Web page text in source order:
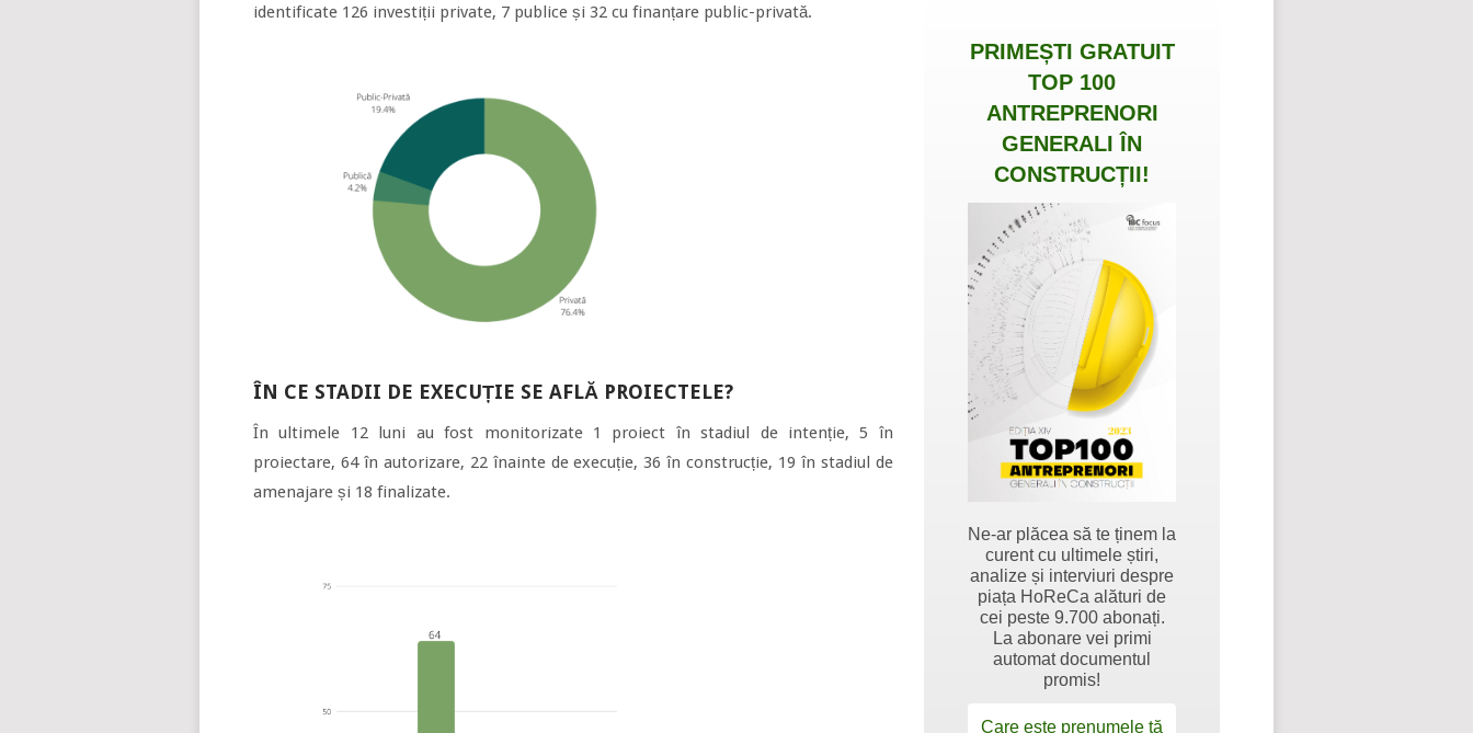
identificate 126 investiții private, 7 publice și 32 cu finanțare public-privată.
ÎN CE STADII DE EXECUȚIE SE AFLĂ PROIECTELE?
În ultimele 12 luni au fost monitorizate 1 proiect în stadiul de intenție, 5 în
proiectare, 64 în autorizare, 22 înainte de execuție, 36 în construcție, 19 în stadiul de
amenajare și 18 finalizate.
PRIMEȘTI GRATUIT
TOP 100
ANTREPRENORI
GENERALI ÎN
CONSTRUCȚII!
Ne-ar plăcea să te ținem la
curent cu ultimele știri,
analize și interviuri despre
piața HoReCa alături de
cei peste 9.700 abonați.
La abonare vei primi
automat documentul
promis!